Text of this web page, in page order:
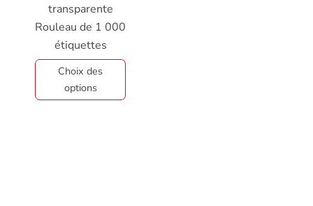
transparente
Rouleau de 1 000
étiquettes
Choix des
options